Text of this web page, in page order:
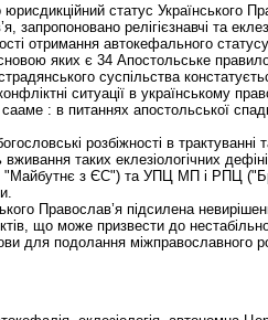
юрисдикційний статус Українського
запропоновано релігієзнавчі та
отримання автокефального
яких є 34 Апостольське
суспільства
ситуації в українському
: в питаннях апостольської
розбіжності в
вживання таких еклезіологічних
з ЄС") та УПЦ МП і РПЦ
Православ’я підсилена
що може призвести до нестабільної
для подолання міжправославного